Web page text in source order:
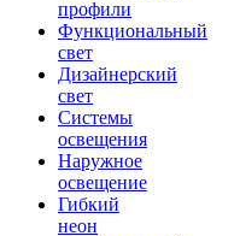
профили
Функциональный
свет
Дизайнерский
свет
Системы
освещения
Наружное
освещение
Гибкий
неон